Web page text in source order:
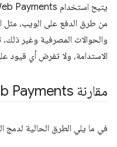
من طرق الدفع على الويب، مثل
الاستدامة، ولا تفرض أي قيود
مقارنة Web Payments بالطرق الأخرى
في ما يلي الطرق الحالية لدمج